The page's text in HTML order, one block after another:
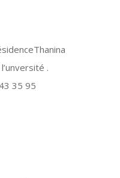
de l’unversité .
95